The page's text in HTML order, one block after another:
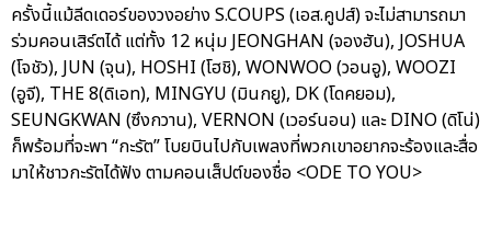
ครั้งนี้แม้ลีดเดอร์ของวงอย่าง S.COUPS (เอส.คูปส์) จะไม่สามารถมา
ร่วมคอนเสิร์ตได้ แต่ทั้ง 12 หนุ่ม JEONGHAN (จองฮัน), JOSHUA
(โจชัว), JUN (จุน), HOSHI (โฮชิ), WONWOO (วอนอู), WOOZI
(อูจี), THE 8(ดิเอท), MINGYU (มินกยู), DK (โดคยอม),
SEUNGKWAN (ซึงกวาน), VERNON (เวอร์นอน) และ DINO (ดิโน่)
ก็พร้อมที่จะพา “กะรัต” โบยบินไปกับเพลงที่พวกเขาอยากจะร้องและสื่อ
มาให้ชาวกะรัตได้ฟัง ตามคอนเส็ปต์ของชื่อ <ODE TO YOU>